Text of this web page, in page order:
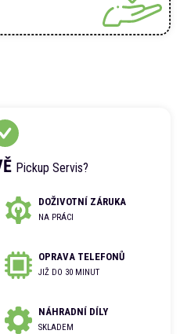
Pickup Servis?
DOŽIVOTNÍ ZÁRUKA
NA PRÁCI
OPRAVA TELEFONŮ
JIŽ DO 30 MINUT
NÁHRADNÍ DÍLY
SKLADEM